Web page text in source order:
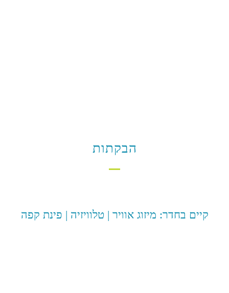
הבקתות
קיים בחדר: מיזוג אוויר | טלוויזיה | פינת קפה